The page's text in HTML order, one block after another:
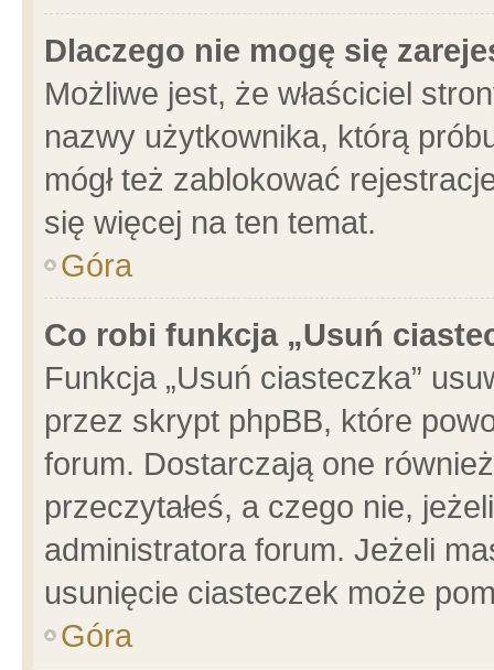
Dlaczego nie mogę się
Możliwe jest, że właściciel
nazwy użytkownika, którą
mógł też zablokować
się więcej na ten temat.
Góra
Co robi funkcja „Usuń
Funkcja „Usuń ciasteczka”
przez skrypt phpBB, które
forum. Dostarczają one
przeczytałeś, a czego nie,
administratora forum. Jeżeli
usunięcie ciasteczek może
Góra